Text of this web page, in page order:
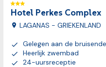
Hotel Perkes Complex
LAGANAS - GRIEKENLAND
Gelegen aan de
Heerlijk zwembad
24-uursreceptie